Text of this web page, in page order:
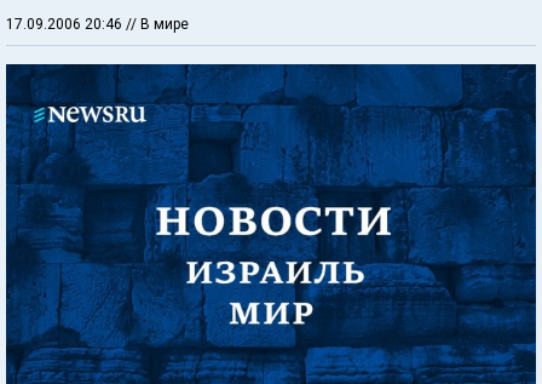
17.09.2006 20:46 // В мире